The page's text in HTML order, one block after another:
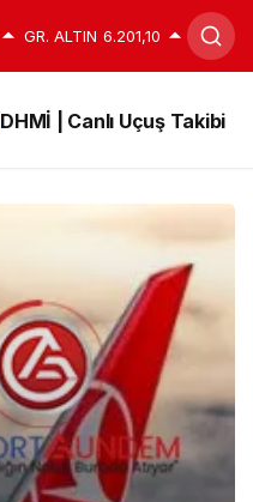
GR. ALTIN 6.201,10
DHMİ | Canlı Uçuş Takibi